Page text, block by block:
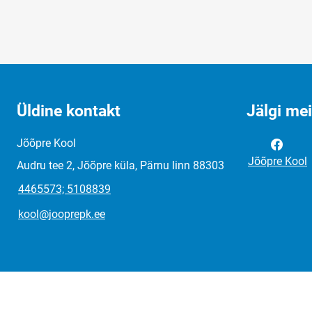
Üldine kontakt
Jõõpre Kool
Audru tee 2, Jõõpre küla, Pärnu linn 88303
4465573; 5108839
kool@jooprepk.ee
Jälgi
Jõõpre Kool